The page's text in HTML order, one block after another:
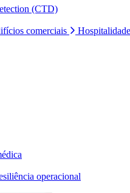
(CTD)
comerciais Hospitalidade
operacional